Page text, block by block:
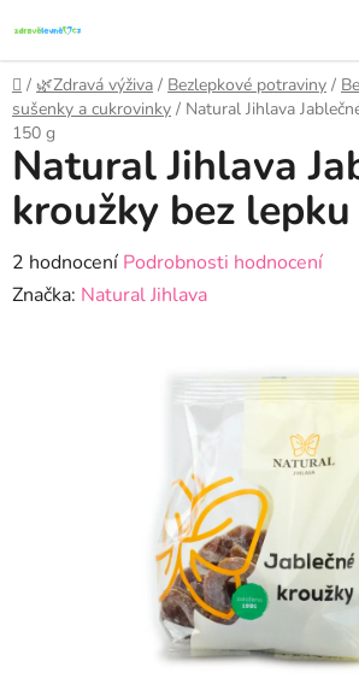
na
obsah
Domů
/ 🌿Zdravá výživa / Bezlepkové potraviny /
sušenky a cukrovinky / Natural Jihlava
150 g
Natural Jihlava
kroužky bez
Průměrné
hodnocení
2 hodnocení Podrobnosti hodnocení
Značka: Natural Jihlava